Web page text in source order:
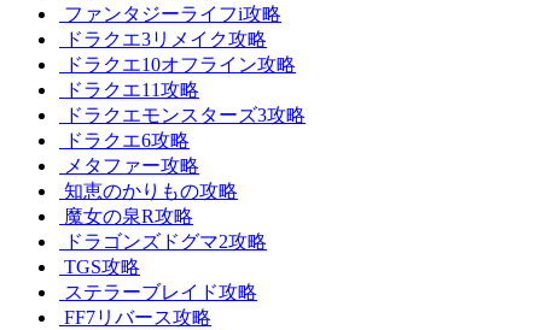
ファンタジーライフi攻略
ドラクエ3リメイク攻略
ドラクエ10オフライン攻略
ドラクエ11攻略
ドラクエモンスターズ3攻略
ドラクエ6攻略
メタファー攻略
知恵のかりもの攻略
魔女の泉R攻略
ドラゴンズドグマ2攻略
TGS攻略
ステラーブレイド攻略
FF7リバース攻略